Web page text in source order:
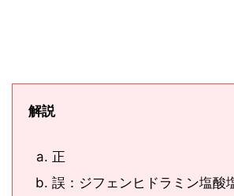
解説
正
誤：ジフェンヒドラミン塩酸